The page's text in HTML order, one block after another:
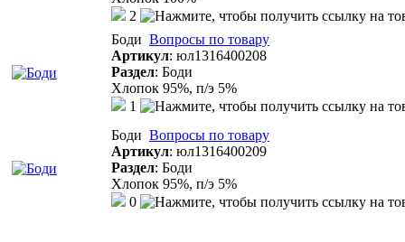
2
Боди Вопросы по товару
Артикул: юл1316400208
Раздел: Боди
Хлопок 95%, п/э 5%
1
Боди Вопросы по товару
Артикул: юл1316400209
Раздел: Боди
Хлопок 95%, п/э 5%
0